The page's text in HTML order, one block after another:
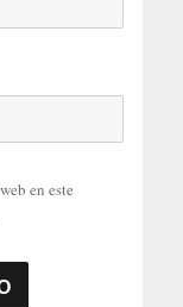
en este